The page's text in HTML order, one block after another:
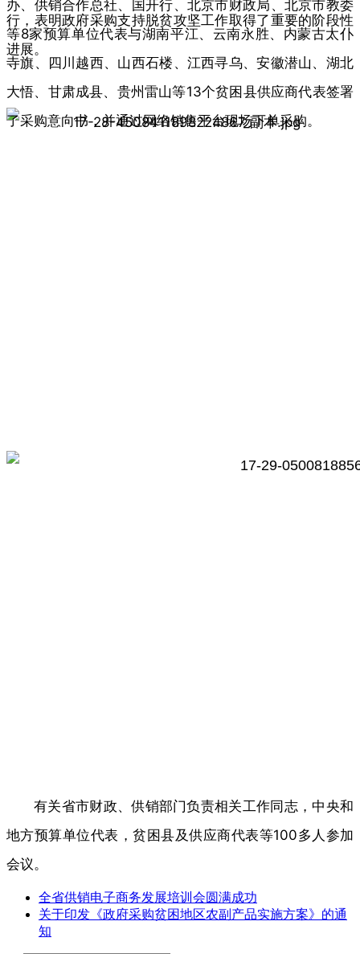
行，表明政府采购支持脱贫攻坚工作取得了重要的阶段性
进展。
办、供销合作总社、国开行、北京市财政局、北京市教委
等8家预算单位代表与湖南平江、云南永胜、内蒙古太仆
寺旗、四川越西、山西石楼、江西寻乌、安徽潜山、湖北
大悟、甘肃成县、贵州雷山等13个贫困县供应商代表签署
了采购意向书，并通过网络销售平台现场下单采购。
有关省市财政、供销部门负责相关工作同志，中央和
地方预算单位代表，贫困县及供应商代表等100多人参加
会议。
全省供销电子商务发展培训会圆满成功
关于印发《政府采购贫困地区农副产品实施方案》的通
知